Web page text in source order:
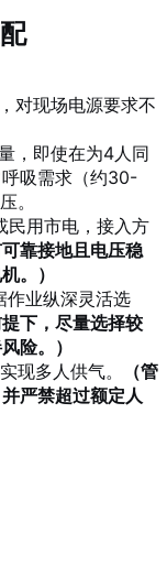
对现场电源要求不
，即使在为4人同
吸需求（约30-
。
民用市电，接入方
靠接地且电压稳
。）
业纵深灵活选
下，尽量选择较
险。）
现多人供气。
（管
严禁超过额定人